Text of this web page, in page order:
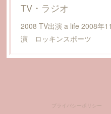
TV・ラジオ
2008 TV出演 a life 2008年
演 ロッキンスポーツ
プライバシーポリシー